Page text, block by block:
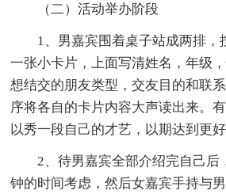
（二）活动举办阶段
1、男嘉宾围着桌子站成两排，
一张小卡片，上面写清姓名，年级
想结交的朋友类型，交友目的和联
序将各自的卡片内容大声读出来。
以秀一段自己的才艺，以期达到更
2、待男嘉宾全部介绍完自己后
钟的时间考虑，然后女嘉宾手持与